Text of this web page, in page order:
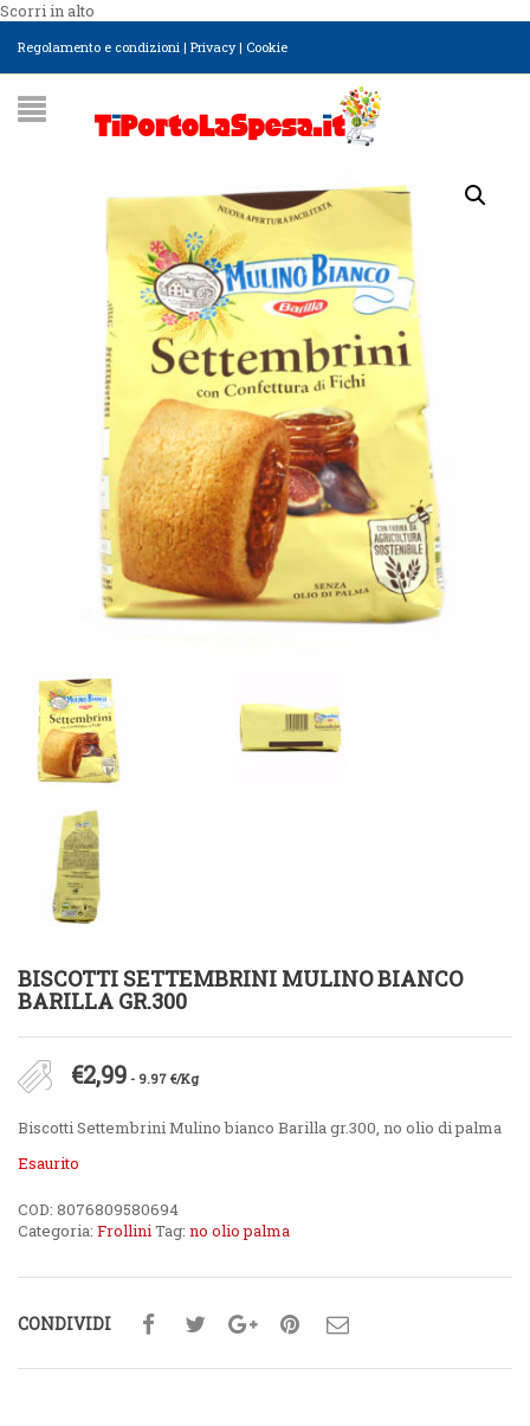
Scorri in alto
Regolamento e condizioni | Privacy| Cookie
BISCOTTI SETTEMBRINI MULINO BIANCO
BARILLA GR.300
€2,99 - 9.97 €/Kg
Biscotti Settembrini Mulino bianco Barilla gr.300, no olio di palma
Esaurito
COD: 8076809580694
Categoria: FrolliniTag: no olio palma
CONDIVIDI